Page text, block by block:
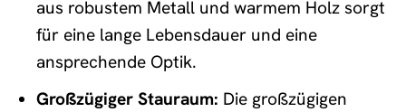
aus robustem Metall und warmem Holz sorgt
für eine lange Lebensdauer und eine
ansprechende Optik.
Großzügiger Stauraum: Die großzügigen